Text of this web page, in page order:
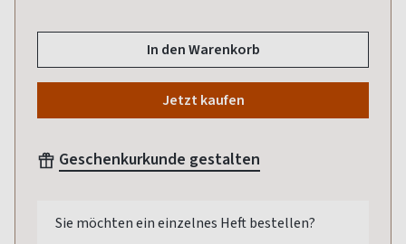
In den Warenkorb
Jetzt kaufen
Geschenkurkunde gestalten
Sie möchten ein einzelnes Heft bestellen?